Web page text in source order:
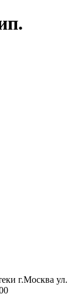
г.Москва ул.